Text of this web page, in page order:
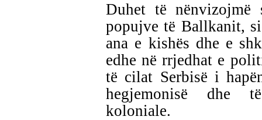
Duhet të nënvizojmë
popujve të Ballkanit,
ana e kishës dhe e
edhe në rrjedhat e
të cilat Serbisë i
hegjemonisë dhe
koloniale.